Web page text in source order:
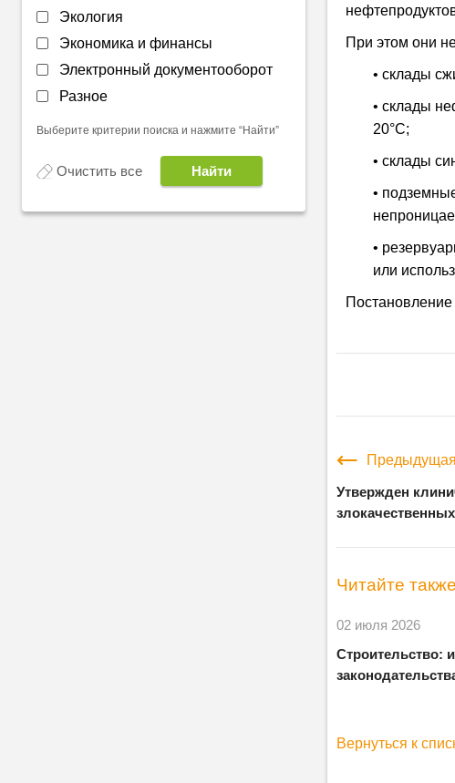
Экология
Экономика и финансы
Электронный документооборот
Разное
Выберите критерии поиска и нажмите “Найти”
Очистить все
При этом они
• склады
• склады
20°C;
• склады
•
•
или
Утвержден
Читайте
02 июля 2026
Строительство:
Вернуться к